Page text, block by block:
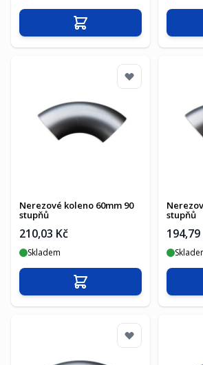
Přidat do košíku
Nerezové koleno 60mm 90
stupňů
210,03 Kč
Skladem
Přidat do košíku
stupňů
194,79